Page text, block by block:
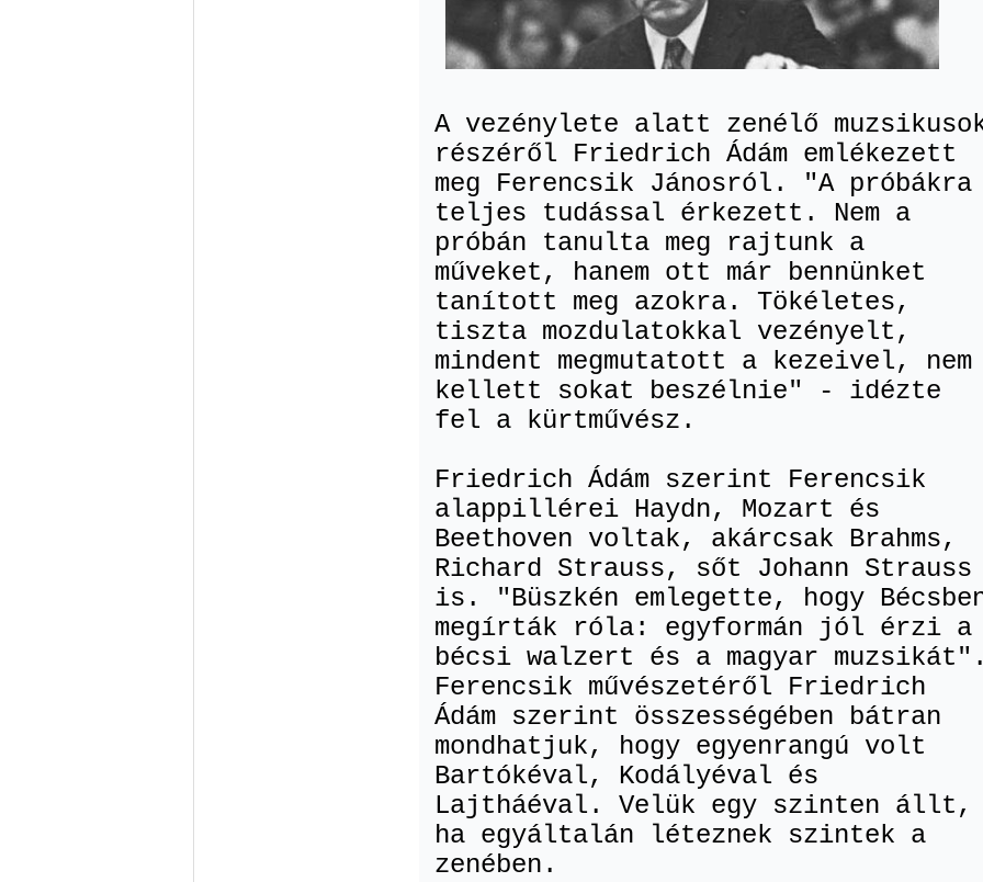
A vezénylete alatt zenélő
részéről Friedrich Ádám emlékezett
meg Ferencsik Jánosról. "A próbákra
teljes tudással érkezett. Nem a
próbán tanulta meg rajtunk a
műveket, hanem ott már bennünket
tanított meg azokra. Tökéletes,
tiszta mozdulatokkal vezényelt,
mindent megmutatott a kezeivel, nem
kellett sokat beszélnie" - idézte
fel a kürtművész.
Friedrich Ádám szerint Ferencsik
alappillérei Haydn, Mozart és
Beethoven voltak, akárcsak Brahms,
Richard Strauss, sőt Johann Strauss
is. "Büszkén emlegette, hogy
megírták róla: egyformán jól érzi a
bécsi walzert és a magyar
Ferencsik művészetéről Friedrich
Ádám szerint összességében bátran
mondhatjuk, hogy egyenrangú volt
Bartókéval, Kodályéval és
Lajtháéval. Velük egy szinten állt,
ha egyáltalán léteznek szintek a
zenében.